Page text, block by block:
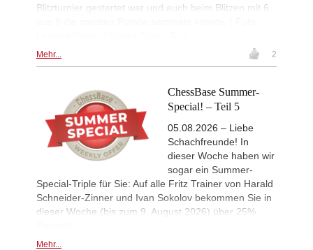
New Opening Trend
Sindarov - Van Foreest (C50)
17h
Caruana - So (D12)
Interesting Novelty
Turkish Second League 2026
Round 4 now live
Turkish First League 2026
Round 4 now live
British Championship 2026
Round 5 now live
Blitzturnier gestartet war und auch beim Blitzen mit 6
Mehr... 2
ChessBase Summer-
Special! – Teil 5
05.08.2026 – Liebe
Schachfreunde! In
dieser Woche haben wir
sogar ein Summer-
Special-Triple für Sie: Auf alle Fritz Trainer von Harald
Schneider-Zinner und Ivan Sokolov bekommen Sie in
dieser Woche (bis zum 9. August 2026) über 25%
Mehr...